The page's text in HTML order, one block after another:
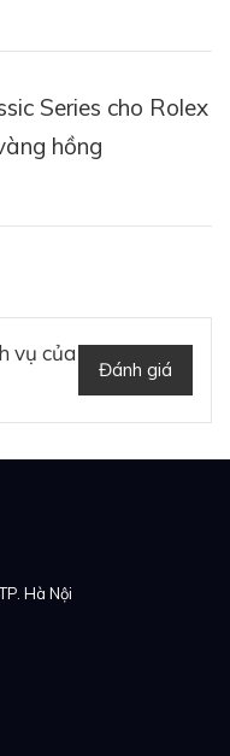
Series cho Rolex
hồng
vụ của
Đánh giá
Hà Nội